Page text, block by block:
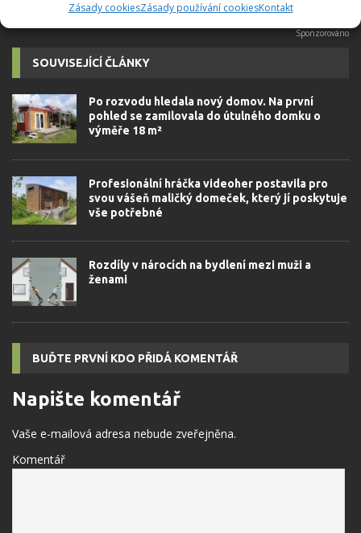
Zásady cookiesZásady používání cookiesKontakt
SOUVISEJÍCÍ ČLÁNKY
Po rozvodu hledala nový domov. Na první
pohled se zamilovala do útulného domku o
výměře 18 m²
Profesionální hráčka videoher postavila pro
svou vášeň maličký domeček, který jí poskytuje
vše potřebné
Rozdíly v nárocích na bydlení mezi muži a
ženami
BUĎTE PRVNÍ KDO PŘIDÁ KOMENTÁŘ
Napište komentář
Vaše e-mailová adresa nebude zveřejněna.
Komentář